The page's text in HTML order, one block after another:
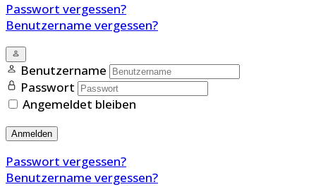
Passwort vergessen?
Benutzername vergessen?
Benutzername
Passwort
Angemeldet bleiben
Anmelden
Passwort vergessen?
Benutzername vergessen?